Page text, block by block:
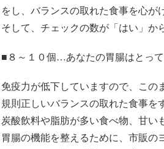
をし、バランスの取れた食事を心が
そして、チェックの数が「はい」か
■８～１０個…あなたの胃腸はとっ
免疫力が低下していますので、この
規則正しいバランスの取れた食事を
炭酸飲料や脂肪が多い食べ物、甘い
胃腸の機能を整えるために、市販の